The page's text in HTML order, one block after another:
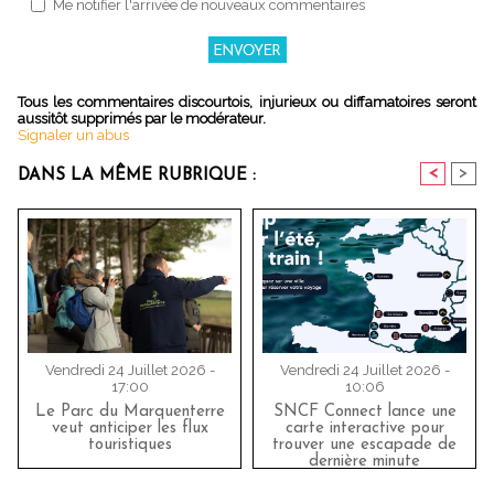
Me notifier l'arrivée de nouveaux commentaires
Tous les commentaires discourtois, injurieux ou diffamatoires seront
aussitôt supprimés par le modérateur.
Signaler un abus
DANS LA MÊME RUBRIQUE : < >
Vendredi 24 Juillet 2026 -
17:00
Le Parc du Marquenterre
veut anticiper les flux
touristiques
Vendredi 24 Juillet 2026 -
10:06
SNCF Connect lance une
carte interactive pour
trouver une escapade de
dernière minute